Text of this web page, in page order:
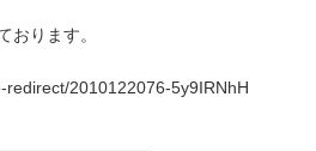
はこちらから
おります。
2010122076-5y9IRNhH